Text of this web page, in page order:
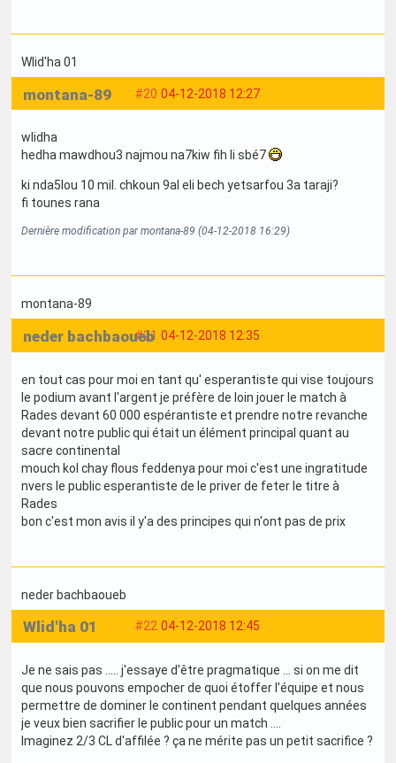
Wlid'ha 01
#20 04-12-2018 12:27
montana-89
wlidha
hedha mawdhou3 najmou na7kiw fih li sbé7
ki nda5lou 10 mil. chkoun 9al eli bech yetsarfou 3a taraji?
fi tounes rana
Dernière modification par montana-89 (04-12-2018 16:29)
montana-89
#21 04-12-2018 12:35
neder bachbaoueb
en tout cas pour moi en tant qu' esperantiste qui vise toujours
le podium avant l'argent je préfère de loin jouer le match à
Rades devant 60 000 espérantiste et prendre notre revanche
devant notre public qui était un élément principal quant au
sacre continental
mouch kol chay flous feddenya pour moi c'est une ingratitude
nvers le public esperantiste de le priver de feter le titre à
Rades
bon c'est mon avis il y'a des principes qui n'ont pas de prix
neder bachbaoueb
#22 04-12-2018 12:45
Wlid'ha 01
Je ne sais pas ..... j'essaye d'être pragmatique ... si on me dit
que nous pouvons empocher de quoi étoffer l'équipe et nous
permettre de dominer le continent pendant quelques années
je veux bien sacrifier le public pour un match ....
Imaginez 2/3 CL d'affilée ? ça ne mérite pas un petit sacrifice ?